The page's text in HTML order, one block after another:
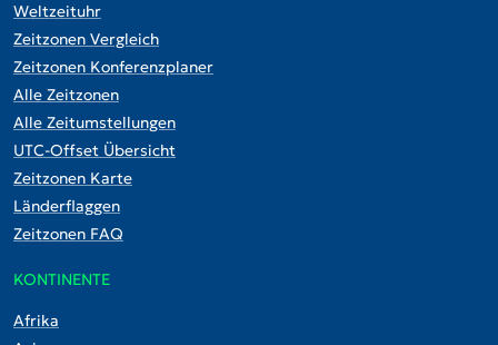
Weltzeituhr
Zeitzonen Vergleich
Zeitzonen Konferenzplaner
Alle Zeitzonen
Alle Zeitumstellungen
UTC-Offset Übersicht
Zeitzonen Karte
Länderflaggen
Zeitzonen FAQ
KONTINENTE
Afrika